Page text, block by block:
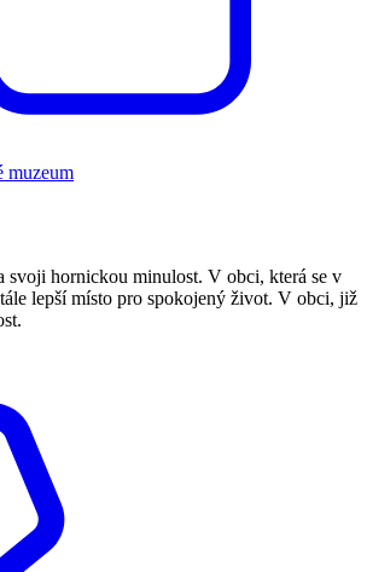
muzeum
svoji hornickou minulost. V obci, která se v
lepší místo pro spokojený život. V obci, již